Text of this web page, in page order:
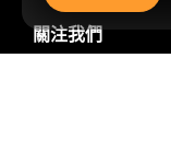
關注我們